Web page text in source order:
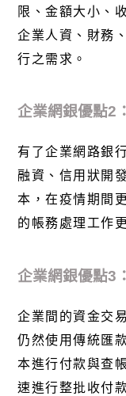
限、金額大小、
企業人資、財務
行之需求。
企業網銀優點2
有了企業網路銀
融資、信用狀開
本，在疫情期間
的帳務處理工作
企業網銀優點3
企業間的資金交
仍然使用傳統匯
本進行付款與查
速進行整批收付